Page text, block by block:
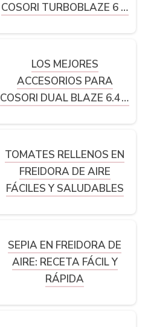
COSORI TURBOBLAZE 6 L:
LOS MEJORES
ACCESORIOS PARA
COSORI DUAL BLAZE 6.4 L:
TOMATES RELLENOS EN
FREIDORA DE AIRE
FÁCILES Y SALUDABLES
SEPIA EN FREIDORA DE
AIRE: RECETA FÁCIL Y
RÁPIDA